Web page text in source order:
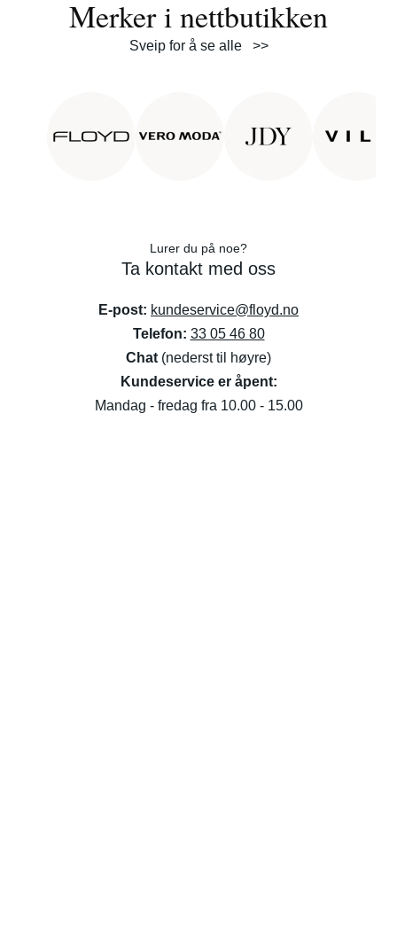
Merker i nettbutikken
Sveip for å se alle >>
Lurer du på noe?
Ta kontakt med oss
E-post: kundeservice@floyd.no
Telefon: 33 05 46 80
Chat (nederst til høyre)
Kundeservice er åpent:
Mandag - fredag fra 10.00 - 15.00